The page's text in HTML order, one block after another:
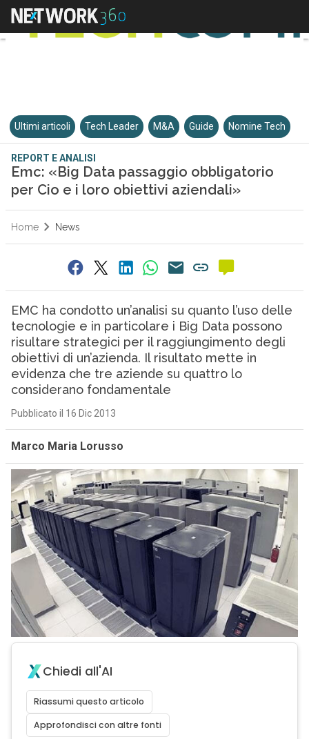
Ultimi articoli Tech Leader M&A Guide Nomine Tech
REPORT E ANALISI
Emc: «Big Data passaggio obbligatorio
per Cio e i loro obiettivi aziendali»
Home News
EMC ha condotto un’analisi su quanto l’uso delle
tecnologie e in particolare i Big Data possono
risultare strategici per il raggiungimento degli
obiettivi di un’azienda. Il risultato mette in
evidenza che tre aziende su quattro lo
considerano fondamentale
Pubblicato il 16 Dic 2013
Marco Maria Lorusso
Chiedi all'AI
Riassumi questo articolo
Approfondisci con altre fonti